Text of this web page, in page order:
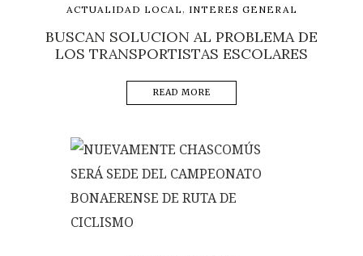
ACTUALIDAD LOCAL , INTERES GENERAL
BUSCAN SOLUCION AL PROBLEMA DE
LOS TRANSPORTISTAS ESCOLARES
READ MORE